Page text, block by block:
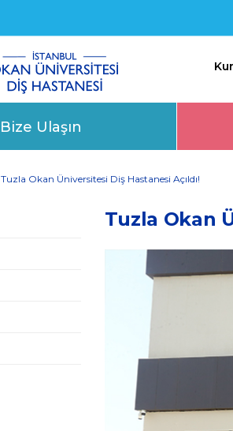
Bize Ulaşın
Tuzla Okan Üniversitesi Diş Hastanesi Açıldı!
Tuzla Okan